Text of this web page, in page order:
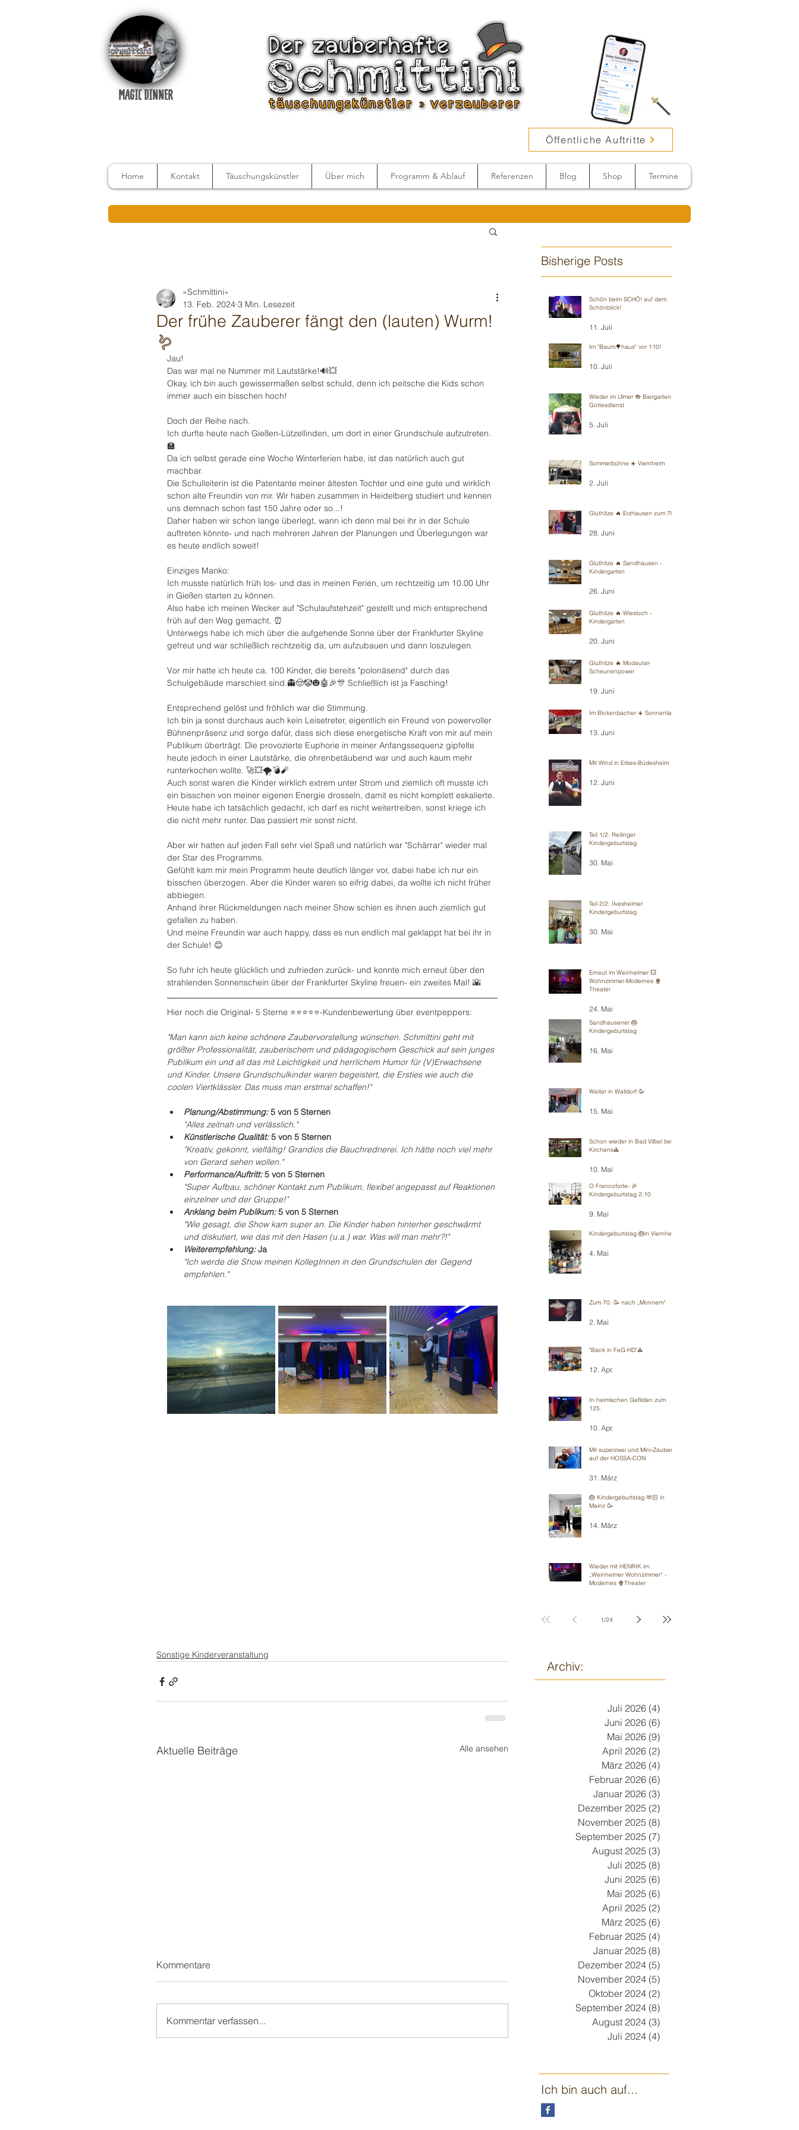
MAGIC DINNER
Öffentliche Auftritte
Home Kontakt Täuschungskünstler Über mich Programm & Ablauf Referenzen Blog Shop Termine
Der frühe Zauberer fängt den (lauten) Wurm!
🪱
»Schmittini«
13. Feb. 2024 3 Min. Lesezeit
Jau!
Das war mal ne Nummer mit Lautstärke!🔊💥
Okay, ich bin auch gewissermaßen selbst schuld, denn ich peitsche die Kids schon
immer auch ein bisschen hoch!
Doch der Reihe nach.
Ich durfte heute nach Gießen-Lützellinden, um dort in einer Grundschule aufzutreten.
🏫
Da ich selbst gerade eine Woche Winterferien habe, ist das natürlich auch gut
machbar.
Die Schulleiterin ist die Patentante meiner ältesten Tochter und eine gute und wirklich
schon alte Freundin von mir. Wir haben zusammen in Heidelberg studiert und kennen
uns demnach schon fast 150 Jahre oder so...!
Daher haben wir schon lange überlegt, wann ich denn mal bei ihr in der Schule
auftreten könnte- und nach mehreren Jahren der Planungen und Überlegungen war
es heute endlich soweit!
Einziges Manko:
Ich musste natürlich früh los- und das in meinen Ferien, um rechtzeitig um 10.00 Uhr
in Gießen starten zu können.
Also habe ich meinen Wecker auf "Schulaufstehzeit" gestellt und mich entsprechend
früh auf den Weg gemacht. ⏰
Unterwegs habe ich mich über die aufgehende Sonne über der Frankfurter Skyline
gefreut und war schließlich rechtzeitig da, um aufzubauen und dann loszulegen.
Vor mir hatte ich heute ca. 100 Kinder, die bereits "polonäsend" durch das
Schulgebäude marschiert sind.👻🤠🤡🎃🤖🎉🎊 Schließlich ist ja Fasching!
Entsprechend gelöst und fröhlich war die Stimmung.
Ich bin ja sonst durchaus auch kein Leisetreter, eigentlich ein Freund von powervoller
Bühnenpräsenz und sorge dafür, dass sich diese energetische Kraft von mir auf mein
Publikum überträgt. Die provozierte Euphorie in meiner Anfangssequenz gipfelte
heute jedoch in einer Lautstärke, die ohrenbetäubend war und auch kaum mehr
runterkochen wollte. 🚀💥🌪️💣🧨
Auch sonst waren die Kinder wirklich extrem unter Strom und ziemlich oft musste ich
ein bisschen von meiner eigenen Energie drosseln, damit es nicht komplett eskalierte.
Heute habe ich tatsächlich gedacht, ich darf es nicht weitertreiben, sonst kriege ich
die nicht mehr runter. Das passiert mir sonst nicht.
Aber wir hatten auf jeden Fall sehr viel Spaß und natürlich war "Schärrar" wieder mal
der Star des Programms.
Gefühlt kam mir mein Programm heute deutlich länger vor, dabei habe ich nur ein
bisschen überzogen. Aber die Kinder waren so eifrig dabei, da wollte ich nicht früher
abbiegen.
Anhand ihrer Rückmeldungen nach meiner Show schien es ihnen auch ziemlich gut
gefallen zu haben.
Und meine Freundin war auch happy, dass es nun endlich mal geklappt hat bei ihr in
der Schule! 😊
So fuhr ich heute glücklich und zufrieden zurück- und konnte mich erneut über den
strahlenden Sonnenschein über der Frankfurter Skyline freuen- ein zweites Mal! 🌇
Hier noch die Original- 5 Sterne ⭐️⭐️⭐️⭐️⭐️-Kundenbewertung über eventpeppers:
"Man kann sich keine schönere Zaubervorstellung wünschen. Schmittini geht mit
größter Professionalität, zauberischem und pädagogischem Geschick auf sein junges
Publikum ein und all das mit Leichtigkeit und herrlichem Humor für (V)Erwachsene
und Kinder. Unsere Grundschulkinder waren begeistert, die Ersties wie auch die
coolen Viertklässler. Das muss man erstmal schaffen!"
Planung/Abstimmung: 5 von 5 Sternen
"Alles zeitnah und verlässlich."
Künstlerische Qualität: 5 von 5 Sternen
"Kreativ, gekonnt, vielfältig! Grandios die Bauchrednerei. Ich hätte noch viel mehr
von Gerard sehen wollen."
Performance/Auftritt: 5 von 5 Sternen
"Super Aufbau, schöner Kontakt zum Publikum, flexibel angepasst auf Reaktionen
einzelner und der Gruppe!"
Anklang beim Publikum: 5 von 5 Sternen
"Wie gesagt, die Show kam super an. Die Kinder haben hinterher geschwärmt
und diskutiert, wie das mit den Hasen (u.a.) war. Was will man mehr?!"
Weiterempfehlung: Ja
"Ich werde die Show meinen KollegInnen in den Grundschulen der Gegend
empfehlen."
Sonstige Kinderveranstaltung
Aktuelle Beiträge Alle ansehen
Kommentare
Kommentar verfassen...
Bisherige Posts
Schön beim SCHÖ! auf dem
Schönblick!
11. Juli
Im "Baum🌳haus" vor 110!
10. Juli
Wieder im Ulmer 🍻 Biergarten-
Gottesdienst
5. Juli
Sommerbühne ☀️ Viernheim
2. Juli
Gluthitze 🔥 Erzhausen zum 70.
28. Juni
Gluthitze 🔥 Sandhausen -
Kindergarten
26. Juni
Gluthitze 🔥 Wiesloch -
Kindergarten
20. Juni
Gluthitze 🔥 Modautal-
Scheunenpower
19. Juni
Im Bickenbacher ☀️ Sonnenland
13. Juni
Mit Wind in Erbes-Büdesheim
12. Juni
Teil 1/2: Reilinger
Kindergeburtstag
30. Mai
Teil 2/2: Ilvesheimer
Kindergeburtstag
30. Mai
Erneut im Weinheimer 💥
Wohnzimmer-Modernes 🍿
Theater
24. Mai
Sandhausener 🎂
Kindergeburtstag
16. Mai
Weiter in Walldorf 🥳
15. Mai
Schon wieder in Bad Vilbel bei
Kirchens⛪️
10. Mai
O Francoforte- 🎉
Kindergeburtstag 2.10
9. Mai
Kindergeburtstag 🎂in Viernheim
4. Mai
Zum 70. 🥳 nach „Monnem“
2. Mai
"Back in FeG-HD"⛪️
12. Apr.
In heimischen Gefilden zum
125.
10. Apr.
Mit superzwei und Mini-Zauberei
auf der HOSSA-CON
31. März
🎂 Kindergeburtstag 🫶🏻 in
Mainz 🥳
14. März
Wieder mit HENRIK im
„Weinheimer Wohnzimmer“ -
Modernes 🍿Theater
1/24
Archiv:
Juli 2026 (4)
Juni 2026 (6)
Mai 2026 (9)
April 2026 (2)
März 2026 (4)
Februar 2026 (6)
Januar 2026 (3)
Dezember 2025 (2)
November 2025 (8)
September 2025 (7)
August 2025 (3)
Juli 2025 (8)
Juni 2025 (6)
Mai 2025 (6)
April 2025 (2)
März 2025 (6)
Februar 2025 (4)
Januar 2025 (8)
Dezember 2024 (5)
November 2024 (5)
Oktober 2024 (2)
September 2024 (8)
August 2024 (3)
Juli 2024 (4)
Ich bin auch auf...